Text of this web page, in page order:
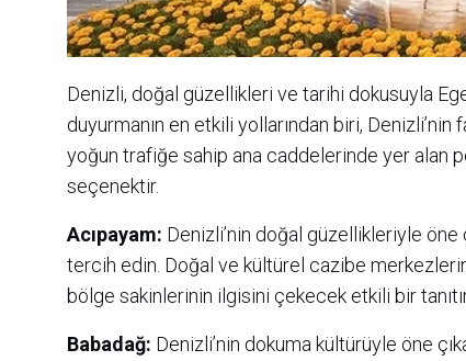
Denizli, doğal güzellikleri ve tarihi dokusuyla
duyurmanın en etkili yollarından biri, Denizli’nin
yoğun trafiğe sahip ana caddelerinde yer alan
seçenektir.
Acıpayam: Denizli’nin doğal güzellikleriyle öne
tercih edin. Doğal ve kültürel cazibe
bölge sakinlerinin ilgisini çekecek etkili bir
Babadağ: Denizli’nin dokuma kültürüyle öne